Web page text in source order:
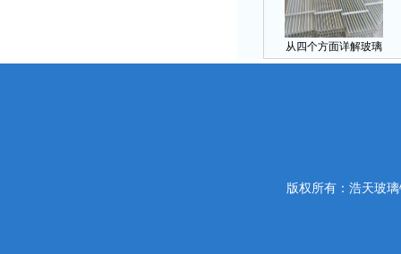
从四个方面详解玻璃
版权所有：浩天玻